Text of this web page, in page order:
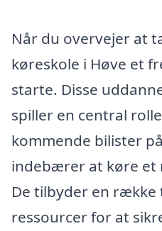
Når du overvejer at
køreskole i Høve et
starte. Disse
spiller en central
kommende bilister
indebærer at køre et
De tilbyder en række
ressourcer for at